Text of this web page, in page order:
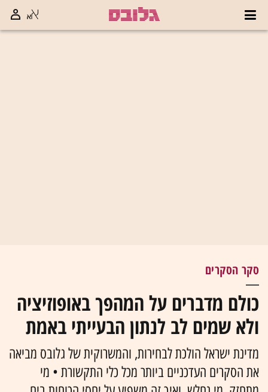
סקר הסקרים
כולם מדברים על המהפך באופוזיציה
ולא שמים לב לנתון הבעייתי באמת
מדינת ישראל הולכת לבחירות, והמשרוקית של גלובס מביאה
את הסקרים העדכניים ביותר מכל כלי התקשורת • מי